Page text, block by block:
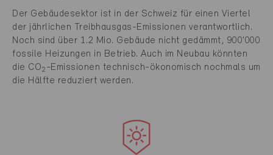
Der Gebäudesektor ist in der Schweiz für einen Viertel
der jährlichen Treibhausgas-Emissionen verantwortlich.
Noch sind über 1.2 Mio. Gebäude nicht gedämmt, 900'000
fossile Heizungen in Betrieb. Auch im Neubau könnten
die CO2 -Emissionen technisch-ökonomisch nochmals um
die Hälfte reduziert werden.